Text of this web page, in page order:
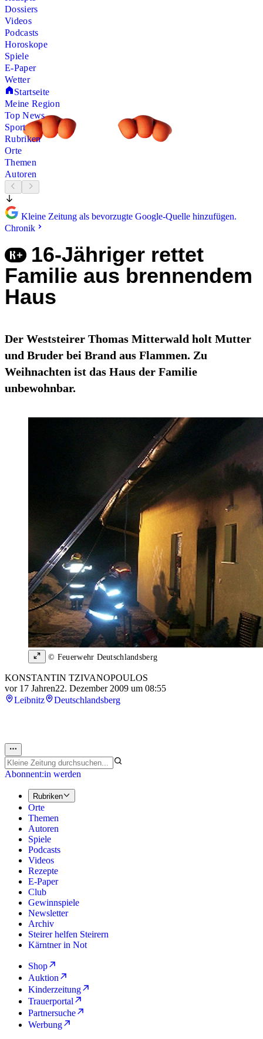
Dossiers
Videos
Podcasts
Horoskope
Spiele
E-Paper
Wetter
Startseite
Meine Region
Top News
Sport
Rubriken
Orte
Themen
Autoren
Kleine Zeitung als bevorzugte Google-Quelle hinzufügen.
Chronik
16-Jähriger rettet
Familie aus brennendem
Haus
Der Weststeirer Thomas Mitterwald holt Mutter
und Bruder bei Brand aus Flammen. Zu
Weihnachten ist das Haus der Familie
unbewohnbar.
© Feuerwehr Deutschlandsberg
KONSTANTIN TZIVANOPOULOS
vor 17 Jahren22. Dezember 2009 um 08:55
Leibnitz
Deutschlandsberg
Abonnent:in werden
Rubriken
Orte
Themen
Autoren
Spiele
Podcasts
Videos
Rezepte
E-Paper
Club
Gewinnspiele
Newsletter
Archiv
Steirer helfen Steirern
Kärntner in Not
Shop
Auktion
Kinderzeitung
Trauerportal
Partnersuche
Werbung